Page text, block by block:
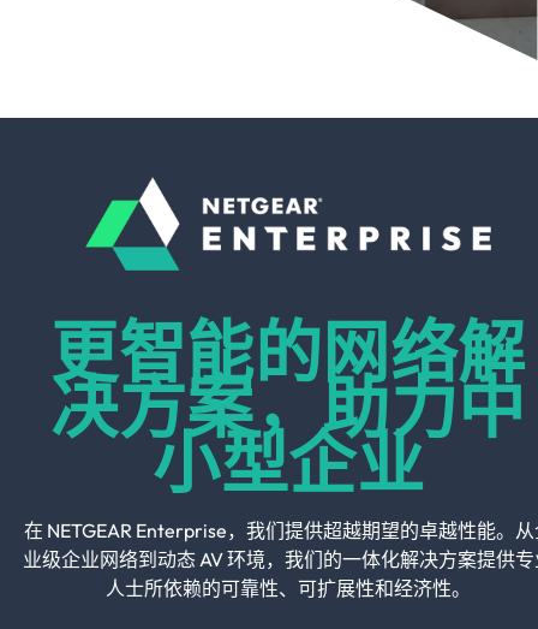
更智能的网络解
决方案，助力中
小型企业
在 NETGEAR Enterprise，我们提供超越期望的卓越性能。
业级企业网络到动态 AV 环境，我们的一体化解决方案提供
人士所依赖的可靠性、可扩展性和经济性。